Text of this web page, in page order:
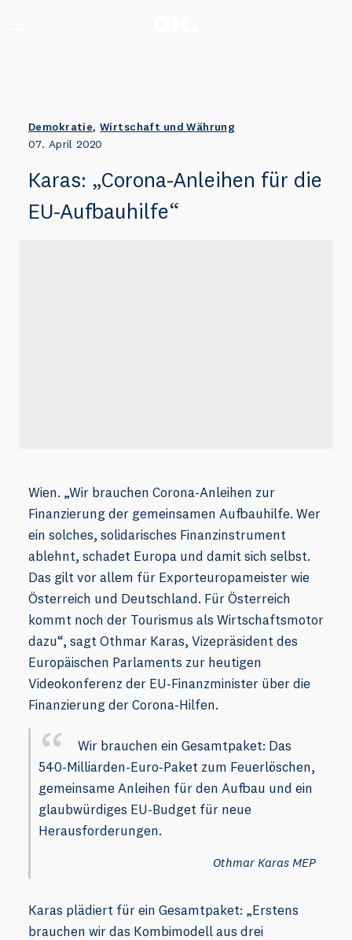
Demokratie,Wirtschaft und Währung
07. April 2020
Karas: „Corona-Anleihen für die
EU-Aufbauhilfe“
Wien. „Wir brauchen Corona-Anleihen zur
Finanzierung der gemeinsamen Aufbauhilfe. Wer
ein solches, solidarisches Finanzinstrument
ablehnt, schadet Europa und damit sich selbst.
Das gilt vor allem für Exporteuropameister wie
Österreich und Deutschland. Für Österreich
kommt noch der Tourismus als Wirtschaftsmotor
dazu“, sagt Othmar Karas, Vizepräsident des
Europäischen Parlaments zur heutigen
Videokonferenz der EU-Finanzminister über die
Finanzierung der Corona-Hilfen.
Wir brauchen ein Gesamtpaket: Das
540-Milliarden-Euro-Paket zum Feuerlöschen,
gemeinsame Anleihen für den Aufbau und ein
glaubwürdiges EU-Budget für neue
Herausforderungen.
Othmar Karas MEP
Karas plädiert für ein Gesamtpaket: „Erstens
brauchen wir das Kombimodell aus drei